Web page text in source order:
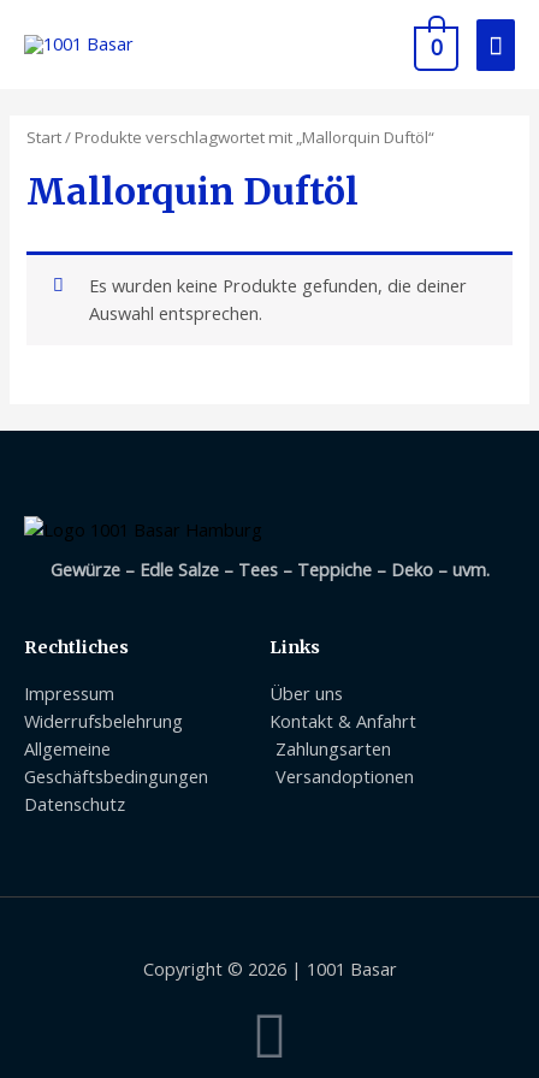
0
Start/ Produkte verschlagwortet mit „Mallorquin Duftöl“
Mallorquin Duftöl
Es wurden keine Produkte gefunden, die deiner
Auswahl entsprechen.
Gewürze – Edle Salze – Tees – Teppiche – Deko – uvm.
Rechtliches
Impressum
Widerrufsbelehrung
Allgemeine
Geschäftsbedingungen
Datenschutz
Links
Über uns
Kontakt & Anfahrt
Zahlungsarten
Versandoptionen
Copyright © 2026 | 1001 Basar